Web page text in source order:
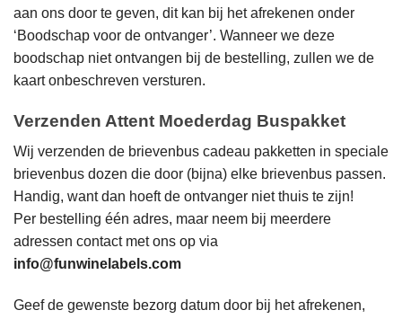
aan ons door te geven, dit kan bij het afrekenen onder
‘Boodschap voor de ontvanger’. Wanneer we deze
boodschap niet ontvangen bij de bestelling, zullen we de
kaart onbeschreven versturen.
Verzenden Attent Moederdag Buspakket
Wij verzenden de brievenbus cadeau pakketten in speciale
brievenbus dozen die door (bijna) elke brievenbus passen.
Handig, want dan hoeft de ontvanger niet thuis te zijn!
Per bestelling één adres, maar neem bij meerdere
adressen contact met ons op via
info@funwinelabels.com
Geef de gewenste bezorg datum door bij het afrekenen,